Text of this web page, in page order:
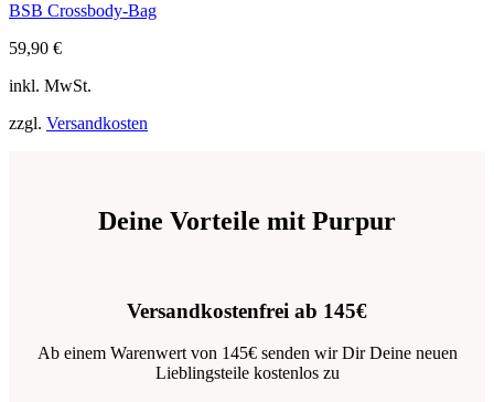
BSB Crossbody-Bag
59,90 €
inkl. MwSt.
zzgl. Versandkosten
Deine Vorteile mit Purpur
Versandkostenfrei ab 145€
Ab einem Warenwert von 145€ senden wir Dir Deine neuen
Lieblingsteile kostenlos zu